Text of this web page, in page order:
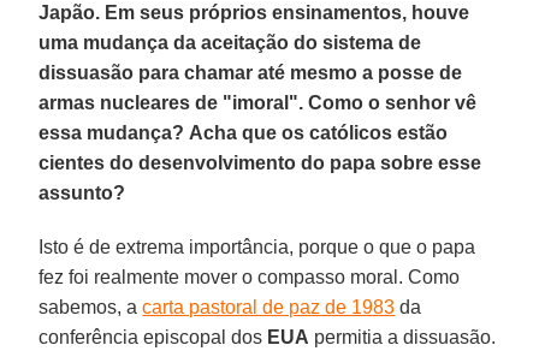
Japão. Em seus próprios ensinamentos, houve
uma mudança da aceitação do sistema de
dissuasão para chamar até mesmo a posse de
armas nucleares de "imoral". Como o senhor vê
essa mudança? Acha que os católicos estão
cientes do desenvolvimento do papa sobre esse
assunto?
Isto é de extrema importância, porque o que o papa
fez foi realmente mover o compasso moral. Como
sabemos, acarta pastoral de paz de 1983 da
conferência episcopal dos EUA permitia a dissuasão.